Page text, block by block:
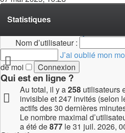
dernier
message
Statistiques
Nom d’utilisateur :
J’ai oublié mon
de moi
Qui est en ligne ?
Au total, il y a258 utilisateurs
invisible et 247 invités (selon
actifs des 30 dernières
Le nombre maximal
a été de877 le 31 juil. 2026,